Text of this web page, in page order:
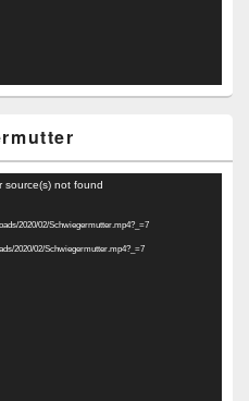
source(s) not found
2020/02/Schwiegermutter.mp4?_=7
2020/02/Schwiegermutter.mp4?_=7